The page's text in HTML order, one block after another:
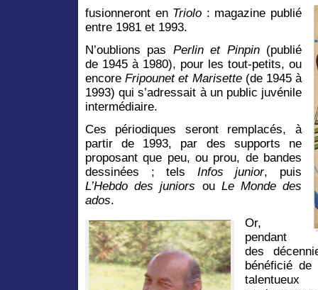
fusionneront en Triolo : magazine publié
entre 1981 et 1993.
N’oublions pas Perlin et Pinpin(publié
de 1945 à 1980), pour les tout-petits, ou
encoreFripounet et Marisette(de 1945 à
1993) qui s’adressait à un public juvénile
intermédiaire.
Ces périodiques seront remplacés, à
partir de 1993, par des supports ne
proposant que peu, ou prou, de bandes
dessinées ; tels Infos junior, puis
L’Hebdo des juniors ou Le Monde des
ados.
Or,
pendant
des
bénéficié de